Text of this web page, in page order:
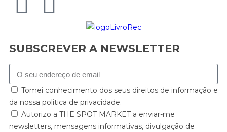
SUBSCREVER A NEWSLETTER
Tomei conhecimento dos seus direitos de informação e
da nossa politica de privacidade.
Autorizo a THE SPOT MARKET a enviar-me
newsletters, mensagens informativas, divulgação de